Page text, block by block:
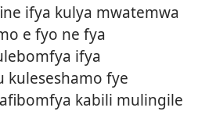
ifya kulya mwatemwa
e fyo ne fya
ifya
kuleseshamo fye
kabili mulingile